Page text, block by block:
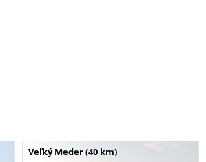
Veľký Meder (40 km)